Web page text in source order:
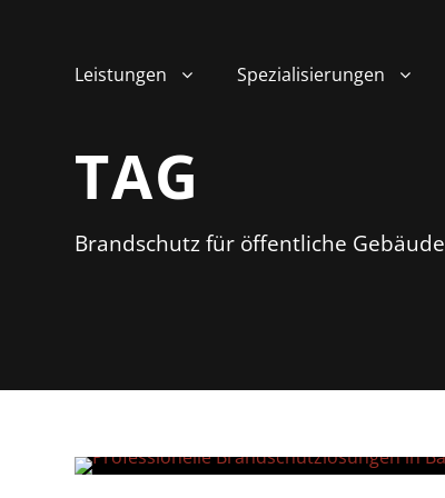
Leistungen Spezialisierungen
TAG
Brandschutz für öffentliche Gebäude